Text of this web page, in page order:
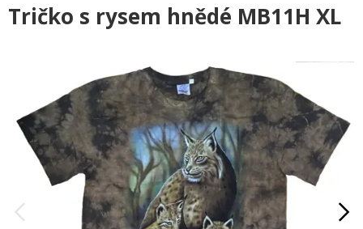
Tričko s rysem hnědé MB11H XL